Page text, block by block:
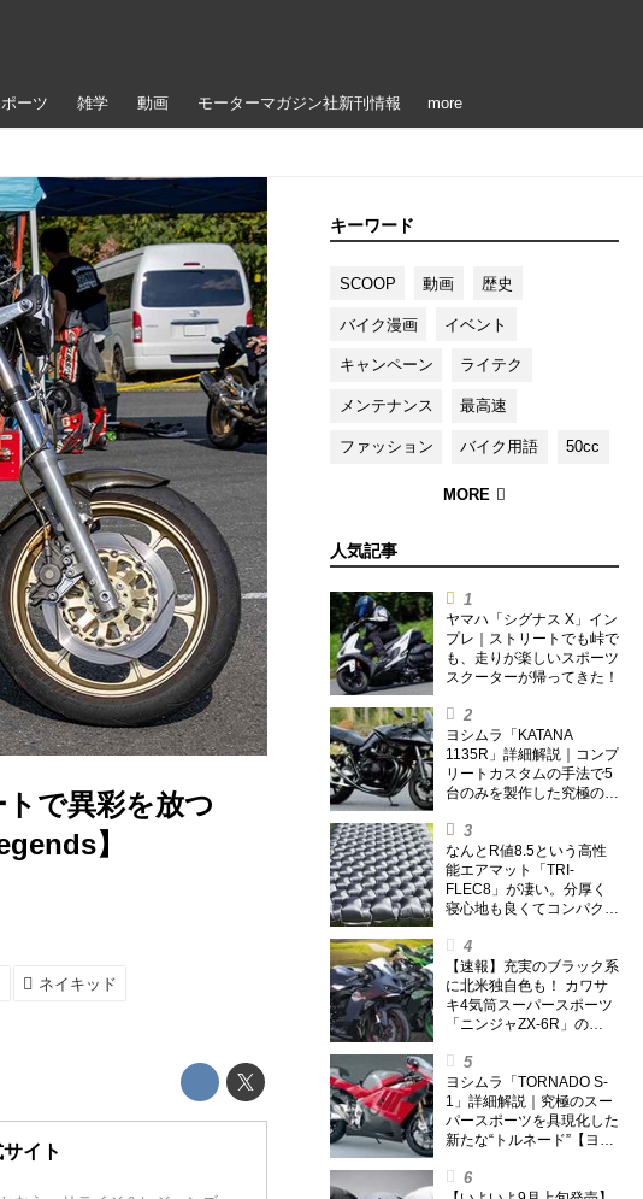
ーツ 雑学 動画 モーターマガジン社新刊情報 more
で異彩を放つ
】
ネイキッド
キーワード
SCOOP 動画 歴史
バイク漫画 イベント
キャンペーン ライテク
メンテナンス 最高速
ファッション バイク用語 50cc
人気記事
ヤマハ「シグナス X」イン
プレ｜ストリートでも峠で
も、走りが楽しいスポーツ
スクーターが帰ってきた！
ヨシムラ「KATANA
1135R」詳細解説｜コンプ
リートカスタムの手法で5
台のみを製作した究極の銘
なんとR値8.5という高性
能エアマット「TRI-
FLEC8」が凄い。分厚く
寝心地も良くてコンパクト
トを試してみた〈若林浩志
のスーパー・カブカブ・ダ
イアリーズ Vol.385〉
【速報】充実のブラック系
に北米独自色も！ カワサ
キ4気筒スーパースポーツ
「ニンジャZX-6R」の
筒ニンジャも出たよ【海
外】
ヨシムラ「TORNADO S-
1」詳細解説｜究極のスー
パースポーツを具現化した
新たな“トルネード”【ヨシ
イト